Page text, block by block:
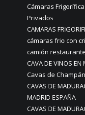
Cámaras
Privados
CAMARAS
cámaras frio con
camión restaurante
CAVA DE VINOS EN
Cavas de Champán
CAVAS DE
MADRID ESPAÑA
CAVAS DE